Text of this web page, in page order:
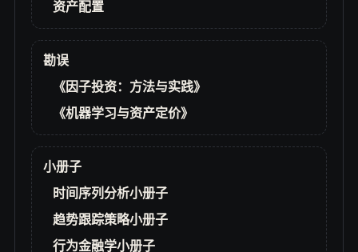
资产配置
勘误
《因子投资：方法与实践》
《机器学习与资产定价》
小册子
时间序列分析小册子
趋势跟踪策略小册子
行为金融学小册子